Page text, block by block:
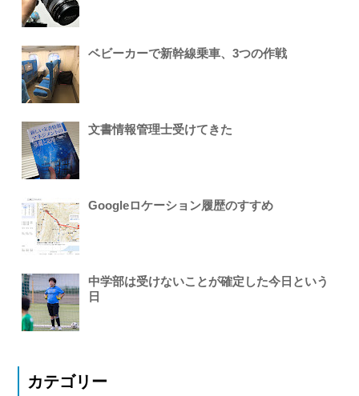
ベビーカーで新幹線乗車、3つの作戦
文書情報管理士受けてきた
Googleロケーション履歴のすすめ
中学部は受けないことが確定した今日という
日
カテゴリー